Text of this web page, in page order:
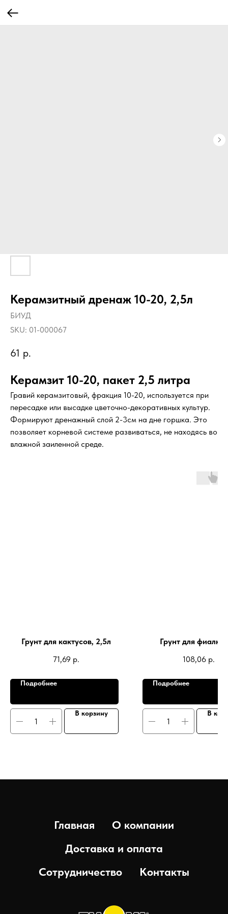
Керамзитный дренаж 10-20, 2,5л
БИУД
SKU: 01-000067
61 р.
Керамзит 10-20, пакет 2,5 литра
Гравий керамзитовый, фракция 10-20, используется при
пересадке или высадке цветочно-декоративных культур.
Формируют дренажный слой 2-3см на дне горшка. Это
позволяет корневой системе развиваться, не находясь во
влажной заиленной среде.
Грунт для кактусов, 2,5л
71,69 р.
Подробнее
В корзину
Грунт для
108,06 р.
Подробнее
В
Главная
О компании
Доставка и оплата
Сотрудничество
Контакты